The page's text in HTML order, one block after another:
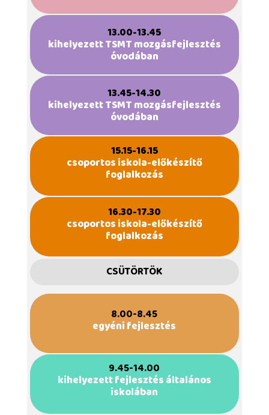
13.00-13.45
kihelyezett TSMT mozgásfejlesztés
óvodában
13.45-14.30
kihelyezett TSMT mozgásfejlesztés
óvodában
15.15-16.15
csoportos iskola-előkészítő
foglalkozás
16.30-17.30
csoportos iskola-előkészítő
foglalkozás
CSÜTÖRTÖK
8.00-8.45
egyéni fejlesztés
9.45-14.00
kihelyezett fejlesztés általános
iskolában